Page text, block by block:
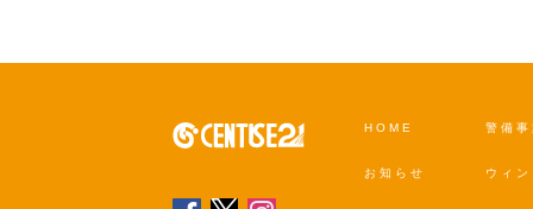
HOME
お知らせ
警備
ウィ